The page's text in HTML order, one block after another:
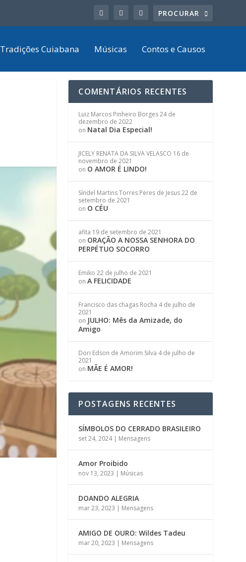
Tradições Cuiabana Músicas Contos e Causos
COMENTÁRIOS RECENTES
Luiz Marcos Pinheiro Borges24 de
dezembro de 2022
on Natal Dia Especial!
JICELY RENATA DA SILVA VELASCO 16 de
novembro de 2021
on O AMOR É LINDO!
Síndel Martins Torres Peres de Jesus22 de
setembro de 2021
on O CÉU
afita 19 de setembro de 2021
on ORAÇÃO A NOSSA SENHORA DO
PERPÉTUO SOCORRO
Emiko 22 de julho de 2021
onA FELICIDADE
Francisco das chagas Rocha 4 de julho de
2021
on JULHO: Mês da Amizade, do
Amigo
Dori Edson de Amorim Silva 4 de julho de
2021
on MÃE É AMOR!
POSTAGENS RECENTES
SÍMBOLOS DO CERRADO BRASILEIRO
set 24, 2024| Mensagens
Amor Proibido
nov 13, 2023 | Músicas
DOANDO ALEGRIA
mar 23, 2023 | Mensagens
AMIGO DE OURO: Wildes Tadeu
mar 20, 2023 | Mensagens